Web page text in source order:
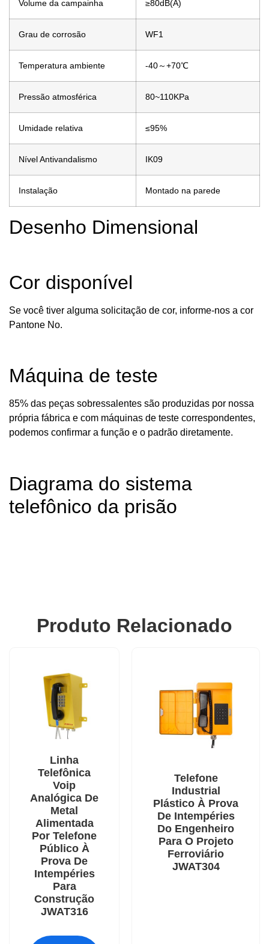
Volume da campainha ≥80dB(A)
Grau de corrosão WF1
Temperatura ambiente -40～+70℃
Pressão atmosférica 80~110KPa
Umidade relativa ≤95%
Nível Antivandalismo IK09
Instalação Montado na parede
Desenho Dimensional
Cor disponível
Se você tiver alguma solicitação de cor, informe-nos a cor
Pantone No.
Máquina de teste
85% das peças sobressalentes são produzidas por nossa
própria fábrica e com máquinas de teste correspondentes,
podemos confirmar a função e o padrão diretamente.
Diagrama do sistema
telefônico da prisão
Produto Relacionado
Linha
Telefônica
Voip
Analógica De
Metal
Alimentada
Por Telefone
Público À
Prova De
Intempéries
Para
Construção
JWAT316
Telefone
Industrial
Plástico À Prova
De Intempéries
Do Engenheiro
Para O Projeto
Ferroviário
JWAT304